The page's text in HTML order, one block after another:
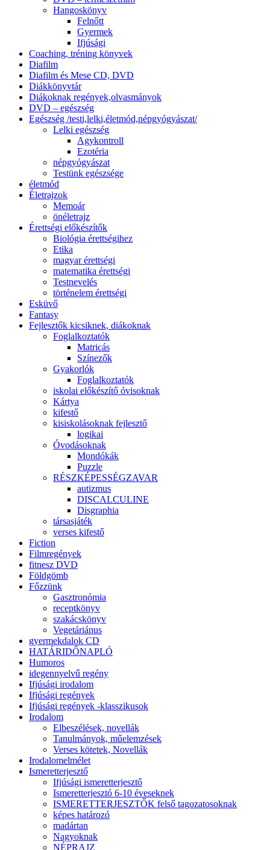
Hangoskönyv
Felnőtt
Gyermek
Ifjúsági
Coaching, tréning könyvek
Diafilm
Diafilm és Mese CD, DVD
Diákkönyvtár
Diákoknak regények,olvasmányok
DVD – egészség
Egészség /testi,lelki,életmód,népgyógyászat/
Lelki egészség
Agykontroll
Ezotéria
népgyógyászat
Testünk egészsége
életmód
Életrajzok
Memoár
önéletrajz
Érettségi előkészítők
Biológia érettségihez
Etika
magyar érettségi
matematika érettségi
Testnevelés
történelem érettségi
Esküvő
Fantasy
Fejlesztők kicsiknek, diákoknak
Foglalkoztatók
Matricás
Színezők
Gyakorlók
Foglalkoztatók
iskolai előkészítő óvisoknak
Kártya
kifestő
kisiskolásoknak fejlesztő
logikai
Óvodásoknak
Mondókák
Puzzle
RÉSZKÉPESSÉGZAVAR
autizmus
DISCALCULINE
Disgraphia
társasjáték
verses kifestő
Fiction
Filmregények
fitnesz DVD
Földgömb
Főzzünk
Gasztronómia
receptkönyv
szakácskönyv
Vegetáriánus
gyermekdalok CD
HATÁRIDŐNAPLÓ
Humoros
idegennyelvű regény
Ifjúsági irodalom
Ifjúsági regények
Ifjúsági regények -klasszikusok
Irodalom
Elbeszélések, novellák
Tanulmányok, műelemzések
Verses kötetek, Novellák
Irodalomelmélet
Ismeretterjesztő
Ifjúsági ismeretterjesztő
Ismeretterjesztó 6-10 éveseknek
ISMERETTERJESZTŐK felső tagozatosoknak
képes határozó
madártan
Nagyoknak
NÉPRAJZ